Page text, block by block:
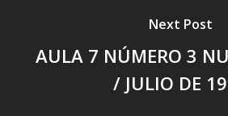
Next Post
AULA 7 NÚMERO 3
/ JULIO DE